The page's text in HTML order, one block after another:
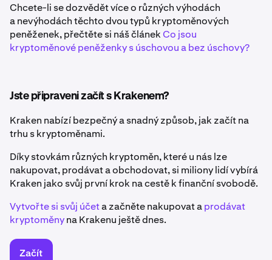
Chcete-li se dozvědět více o různých výhodách
a nevýhodách těchto dvou typů kryptoměnových
peněženek, přečtěte si náš článek Co jsou
kryptoměnové peněženky s úschovou a bez úschovy?
Jste připraveni začít s Krakenem?
Kraken nabízí bezpečný a snadný způsob, jak začít na
trhu s kryptoměnami.
Díky stovkám různých kryptoměn, které u nás lze
nakupovat, prodávat a obchodovat, si miliony lidí vybírá
Kraken jako svůj první krok na cestě k finanční svobodě.
Vytvořte si svůj účeta začněte nakupovat aprodávat
kryptoměnyna Krakenu ještě dnes.
Začít